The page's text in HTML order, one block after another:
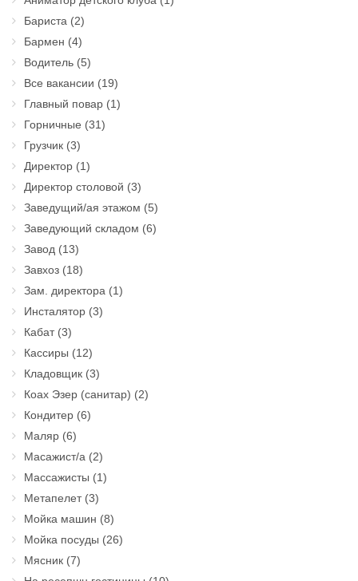
Бариста (2)
Бармен (4)
Водитель (5)
Все вакансии (19)
Главный повар (1)
Горничные (31)
Грузчик (3)
Директор (1)
Директор столовой (3)
Заведущий/ая этажом (5)
Заведующий складом (6)
Завод (13)
Завхоз (18)
Зам. директора (1)
Инсталятор (3)
Кабат(3)
Кассиры (12)
Кладовщик (3)
Коах Эзер (санитар) (2)
Кондитер (6)
Маляр (6)
Масажист/а (2)
Массажисты (1)
Метапелет(3)
Мойка машин (8)
Мойка посуды (26)
Мясник (7)